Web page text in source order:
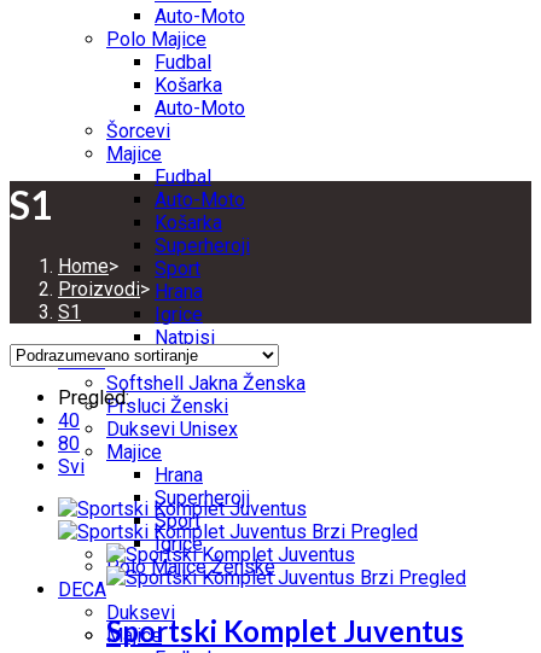
Auto-Moto
Polo Majice
Fudbal
Košarka
Auto-Moto
Šorcevi
Majice
Fudbal
Auto-Moto
Košarka
Superheroji
Sport
Hrana
Igrice
Natpisi
ŽENE
Softshell Jakna Ženska
Prsluci Ženski
Duksevi Unisex
Majice
Hrana
Superheroji
Sport
Igrice
Polo Majice Ženske
DECA
Duksevi
Majice
S1
Home>
Proizvodi>
S1
Pregled:
40
80
Svi
Brzi Pregled
Brzi Pregled
Sportski Komplet Juventus